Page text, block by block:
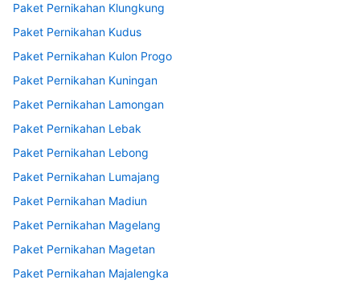
Paket Pernikahan Klungkung
Paket Pernikahan Kudus
Paket Pernikahan Kulon Progo
Paket Pernikahan Kuningan
Paket Pernikahan Lamongan
Paket Pernikahan Lebak
Paket Pernikahan Lebong
Paket Pernikahan Lumajang
Paket Pernikahan Madiun
Paket Pernikahan Magelang
Paket Pernikahan Magetan
Paket Pernikahan Majalengka